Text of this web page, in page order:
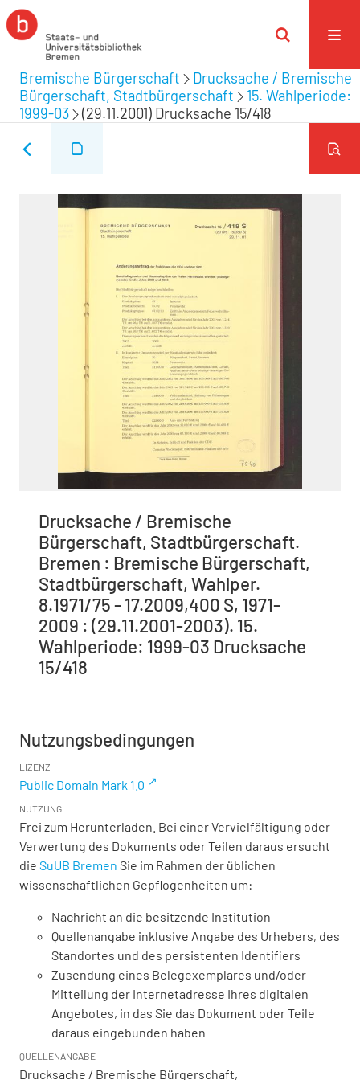
Bremische Bürgerschaft
Drucksache / Bremische
Bürgerschaft, Stadtbürgerschaft
15. Wahlperiode:
1999-03
(29.11.2001) Drucksache 15/418
Drucksache / Bremische
Bürgerschaft, Stadtbürgerschaft.
Bremen : Bremische Bürgerschaft,
Stadtbürgerschaft, Wahlper.
8.1971/75 - 17.2009,400 S, 1971-
2009 : (29.11.2001-2003). 15.
Wahlperiode: 1999-03 Drucksache
15/418
Nutzungsbedingungen
LIZENZ
Public Domain Mark 1.0
NUTZUNG
Frei zum Herunterladen. Bei einer Vervielfältigung oder
Verwertung des Dokuments oder Teilen daraus ersucht
die SuUB Bremen Sie im Rahmen der üblichen
wissenschaftlichen Gepflogenheiten um:
Nachricht an die besitzende Institution
Quellenangabe inklusive Angabe des Urhebers, des
Standortes und des persistenten Identifiers
Zusendung eines Belegexemplares und/oder
Mitteilung der Internetadresse Ihres digitalen
Angebotes, in das Sie das Dokument oder Teile
daraus eingebunden haben
QUELLENANGABE
Drucksache / Bremische Bürgerschaft,